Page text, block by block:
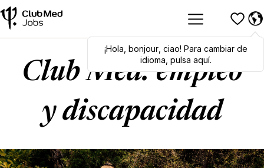
Hola,bonjour,ciao! To switch
languages, click here!
¡Hola bonjour, ciao! Para cambiar de
idioma, pulsa aquí.
Club Med: empleo
y discapacidad